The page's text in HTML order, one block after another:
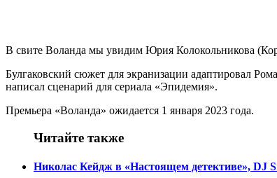
В свите Воланда мы увидим Юрия Колокольникова
Булгаковский сюжет для экранизации адаптировал
написал сценарий для сериала «Эпидемия».
Премьера «Воланда» ожидается 1 января 2023 года.
Читайте также
Николас Кейдж в «Настоящем детективе», DJ